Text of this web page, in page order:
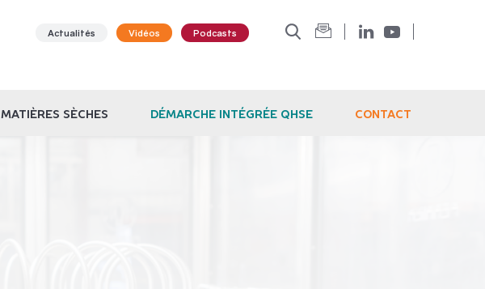
Actualités Vidéos Podcasts
MATIÈRES SÈCHES DÉMARCHE INTÉGRÉE QHSE CONTACT